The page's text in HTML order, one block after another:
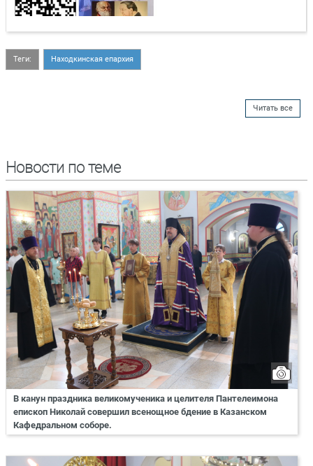
Теги: Находкинская епархия
Читать все
Новости по теме
В канун праздника великомученика и целителя Пантелеимона
епископ Николай совершил всенощное бдение в Казанском
Кафедральном соборе.